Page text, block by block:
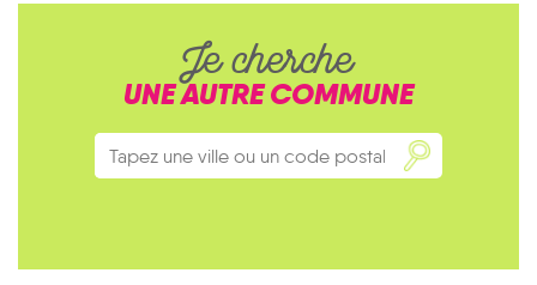
Je cherche
UNE AUTRE COMMUNE